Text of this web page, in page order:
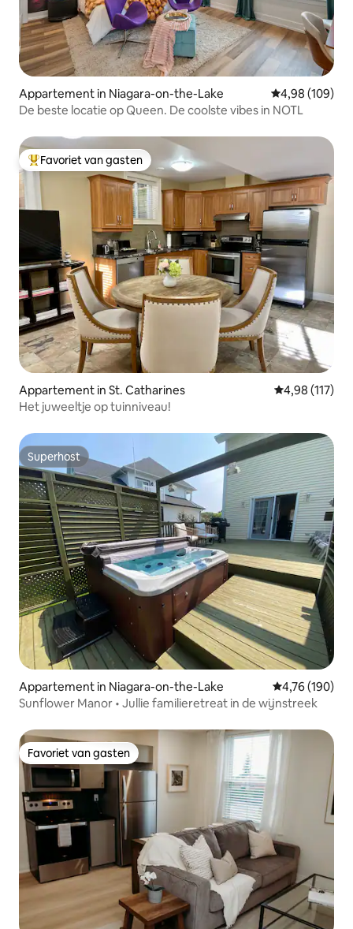
Appartement in Niagara-on-the-Lake Gemiddelde
4,98 (109)
De beste locatie op Queen. De coolste vibes in NOTL
Topfavoriet van gasten
Favoriet van gasten
Appartement in St. Catharines Gemiddelde
4,98 (117)
Het juweeltje op tuinniveau!
Superhost
Superhost
Appartement in Niagara-on-the-Lake Gemiddelde
4,76 (190)
Sunflower Manor • Jullie familieretreat in de wijnstreek
Favoriet van gasten
Favoriet van gasten